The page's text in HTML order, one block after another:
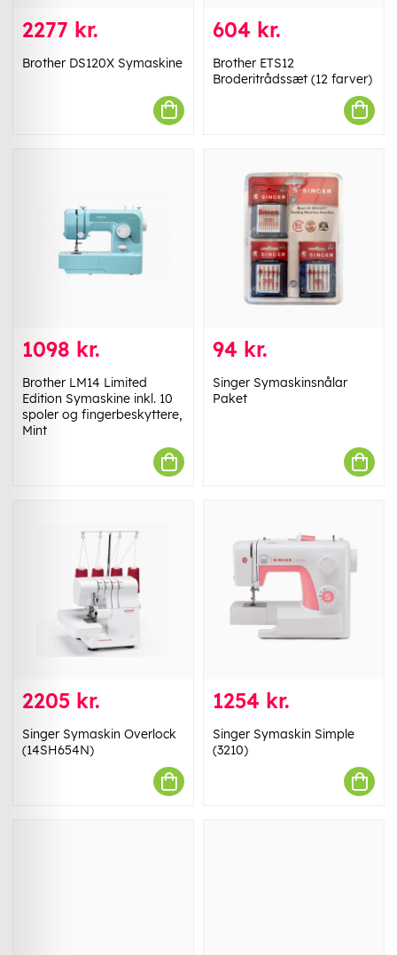
2277 kr.
Brother DS120X Symaskine
604 kr.
Brother ETS12
Broderitrådssæt (12 farver)
1098 kr.
Brother LM14 Limited
Edition Symaskine inkl. 10
spoler og fingerbeskyttere,
Mint
94 kr.
Singer Symaskinsnålar
Paket
2205 kr.
Singer Symaskin Overlock
(14SH654N)
1254 kr.
Singer Symaskin Simple
(3210)